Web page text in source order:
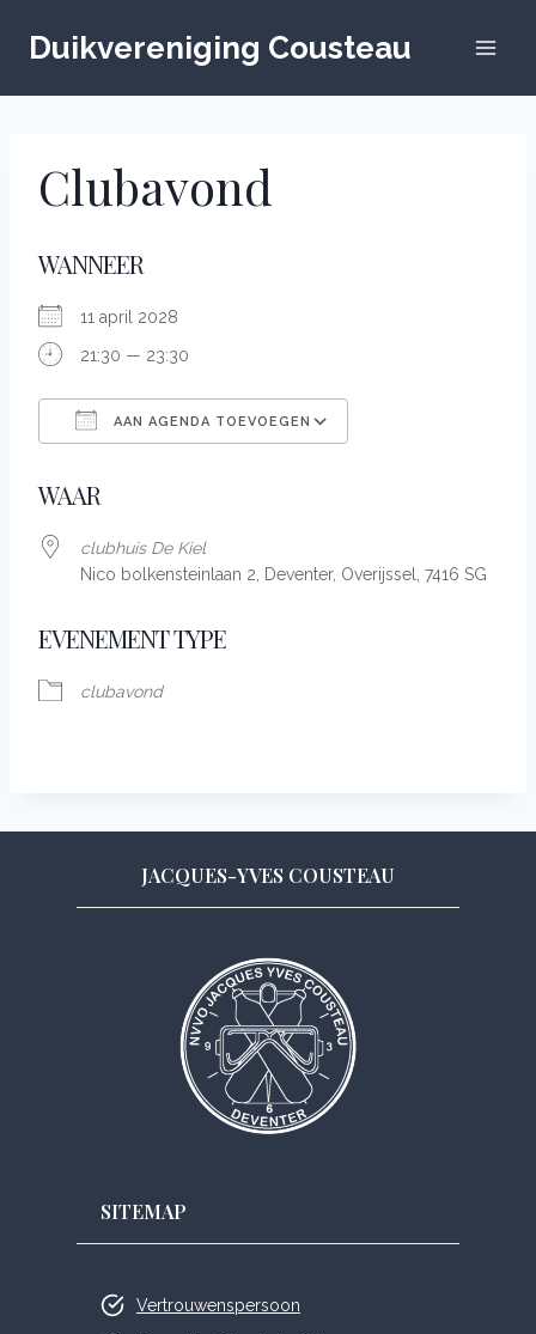
inhoudDuikvereniging Cousteau
Clubavond
WANNEER
11 april 2028
21:30 — 23:30
AAN AGENDA TOEVOEGEN
WAAR
club­huis De Kiel
Nico bolken­stein­laan 2, Deventer, Over­ijssel, 7416 SG
EVENEMENT TYPE
club­avond
JACQUES-YVES COUSTEAU
SITEMAP
Vertrouwenspersoon